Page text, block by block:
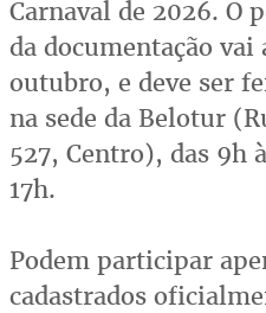
Carnaval de 2026. O
da documentação vai
outubro, e deve ser
na sede da Belotur
527, Centro), das 9h
17h.
Podem participar
cadastrados